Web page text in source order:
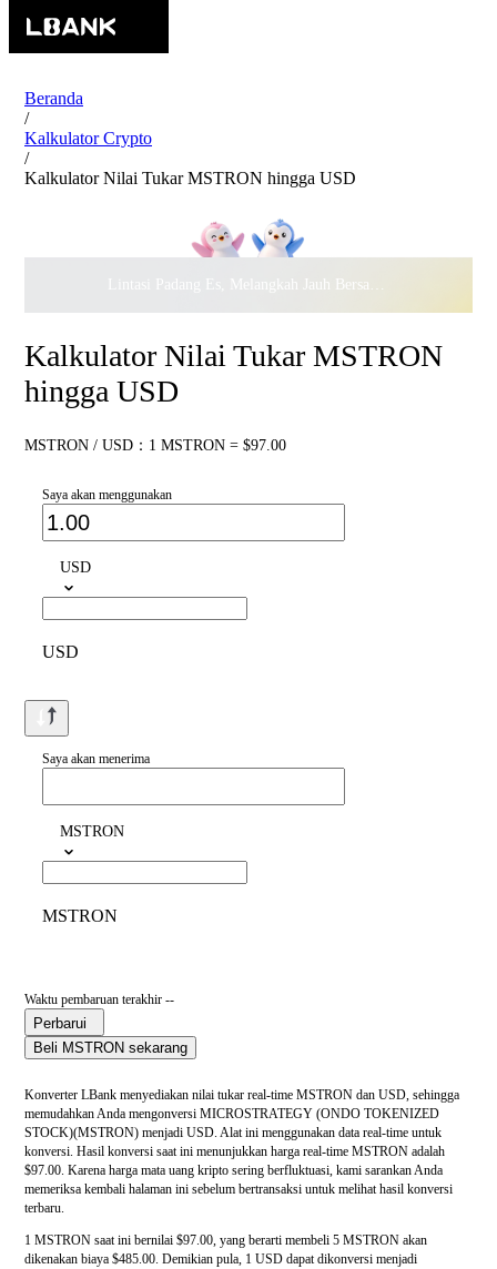
Beranda
/
Kalkulator Crypto
/
Kalkulator Nilai Tukar MSTRON hingga USD
Lintasi Padang Es, Melangkah Jauh Bersama · Rayakan
Kalkulator Nilai Tukar MSTRON
hingga USD
MSTRON / USD：1 MSTRON = $97.00
Saya akan menggunakan
USD
USD
Saya akan menerima
MSTRON
MSTRON
Waktu pembaruan terakhir --
Perbarui
Beli MSTRON sekarang
Konverter LBank menyediakan nilai tukar real-time MSTRON dan USD, sehingga
memudahkan Anda mengonversi MICROSTRATEGY (ONDO TOKENIZED
STOCK)(MSTRON) menjadi USD. Alat ini menggunakan data real-time untuk
konversi. Hasil konversi saat ini menunjukkan harga real-time MSTRON adalah
$97.00. Karena harga mata uang kripto sering berfluktuasi, kami sarankan Anda
memeriksa kembali halaman ini sebelum bertransaksi untuk melihat hasil konversi
terbaru.
1 MSTRON saat ini bernilai $97.00, yang berarti membeli 5 MSTRON akan
dikenakan biaya $485.00. Demikian pula, 1 USD dapat dikonversi menjadi